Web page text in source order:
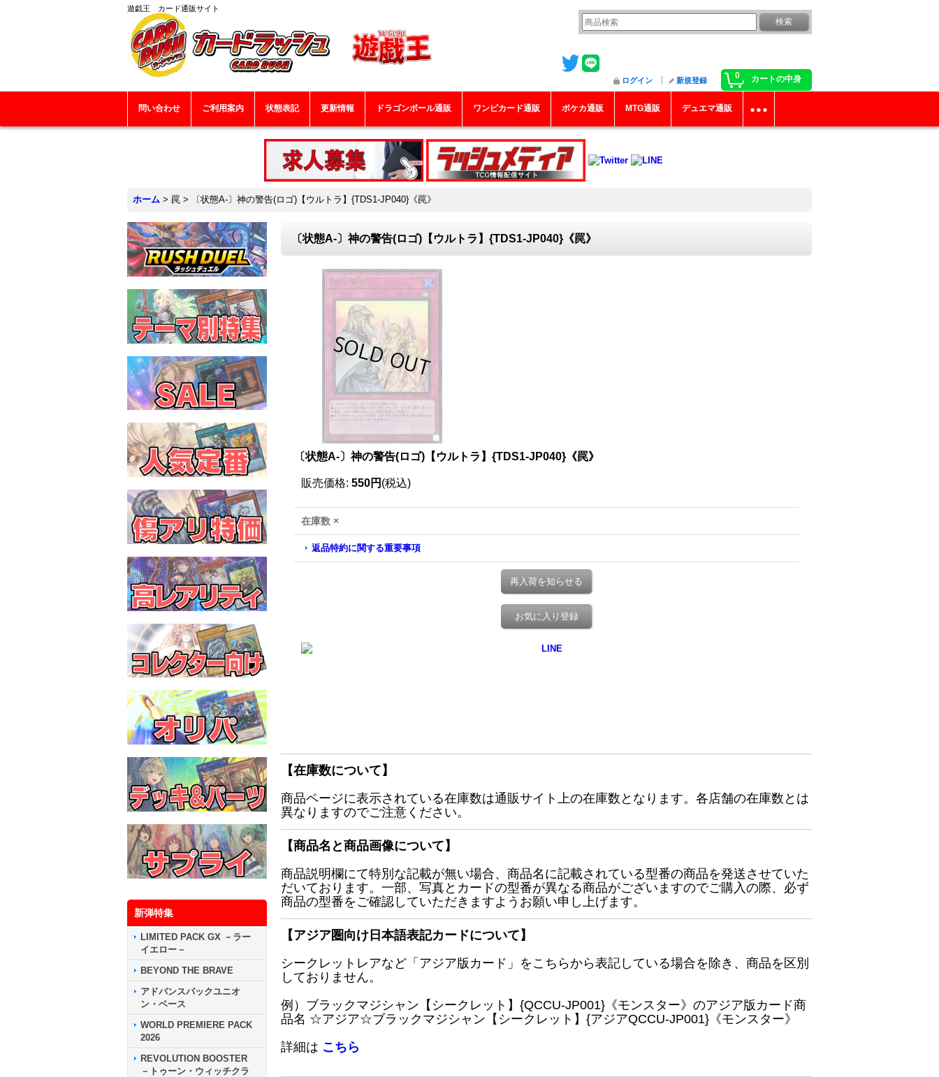
遊戯王 カード通販サイト
0 カートの中身
ログイン 新規登録
問い合わせ ご利用案内 状態表記 更新情報 ドラゴンボール通販 ワンピカード通販 ポケカ通販 MTG通販 デュエマ通販
ホーム > 罠 > 〔状態A-〕神の警告(ロゴ)【ウルトラ】{TDS1-JP040}《罠》
新弾特集
LIMITED PACK GX －ラー
イエロー－
BEYOND THE BRAVE
アドバンスパックユニオ
ン・ベース
WORLD PREMIERE PACK
2026
REVOLUTION BOOSTER
－トゥーン・ウィッチクラ
〔状態A-〕神の警告(ロゴ)【ウルトラ】{TDS1-JP040}《罠》
〔状態A-〕神の警告(ロゴ)【ウルトラ】{TDS1-JP040}《罠》
販売価格: 550円 (税込)
在庫数 ×
返品特約に関する重要事項
再入荷を知らせる
お気に入り登録
【在庫数について】
商品ページに表示されている在庫数は通販サイト上の在庫数となります。各店舗の在庫数とは
異なりますのでご注意ください。
【商品名と商品画像について】
商品説明欄にて特別な記載が無い場合、商品名に記載されている型番の商品を発送させていた
だいております。一部、写真とカードの型番が異なる商品がございますのでご購入の際、必ず
商品の型番をご確認していただきますようお願い申し上げます。
【アジア圏向け日本語表記カードについて】
シークレットレアなど「アジア版カード」をこちらから表記している場合を除き、商品を区別
しておりません。
例）ブラックマジシャン【シークレット】{QCCU-JP001}《モンスター》のアジア版カード商
品名 ☆アジア☆ブラックマジシャン【シークレット】{アジアQCCU-JP001}《モンスター》
詳細は こちら